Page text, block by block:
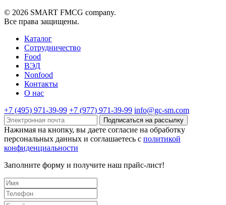
© 2026 SMART FMCG company.
Все права защищены.
Каталог
Cотрудничество
Food
ВЭД
Nonfood
Контакты
О нас
+7 (495) 971-39-99 +7 (977) 971-39-99 info@gc-sm.com
Подписаться на рассылку
Нажимая на кнопку, вы даете согласие на обработку
персональных данных и соглашаетесь c политикой
конфиденциальности
Заполните форму и получите наш прайс-лист!